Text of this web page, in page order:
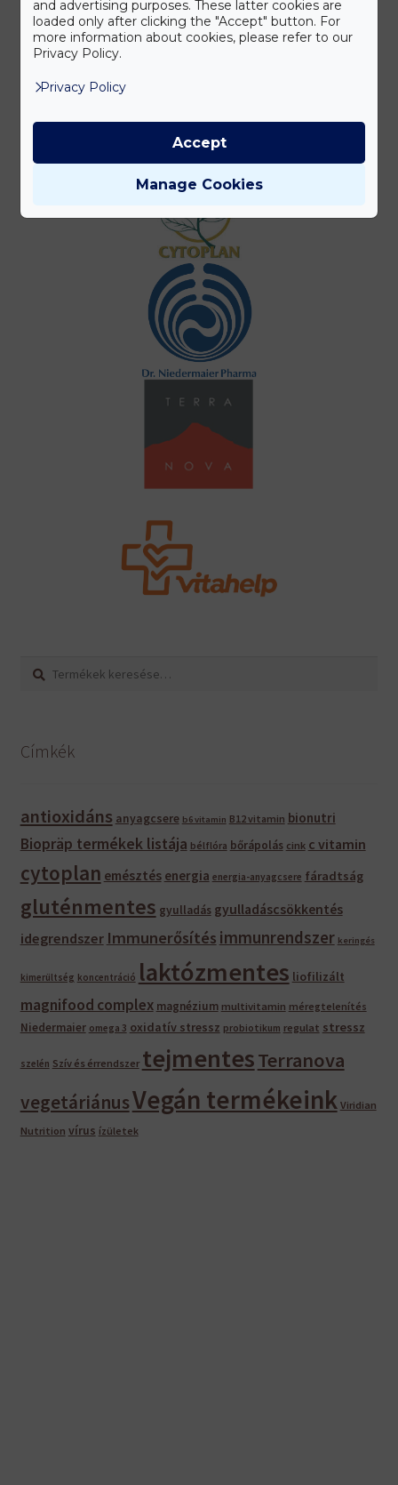
Keresés
Keresés
Címkék
antioxidáns anyagcsere b6 vitamin B12 vitamin bionutri
Biopräp termékek listája bélflóra bőrápolás cink c vitamin
cytoplan emésztés energia energia-anyagcsere fáradtság
gluténmentes gyulladás gyulladáscsökkentés
idegrendszer Immunerősítés immunrendszer keringés
kimerültség koncentráció laktózmentes liofilizált
magnifood complex magnézium multivitamin méregtelenítés
Niedermaier omega 3 oxidatív stressz probiotikum regulat stressz
szelén Szív és érrendszer tejmentesTerranova
vegetáriánusVegán termékeink Viridian
Nutrition vírus ízületek
and advertising purposes. These latter cookies are
loaded only after clicking the "Accept" button. For
more information about cookies, please refer to our
Privacy Policy.
Privacy Policy
Manage Cookies
Accept